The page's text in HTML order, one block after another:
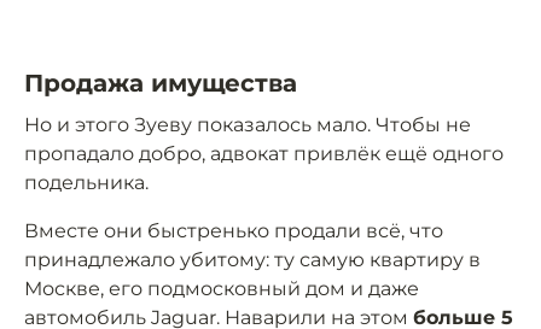
Продажа имущества
Но и этого Зуеву показалось мало. Чтобы не
пропадало добро, адвокат привлёк ещё одного
подельника.
Вместе они быстренько продали всё, что
принадлежало убитому: ту самую квартиру в
Москве, его подмосковный дом и даже
автомобиль Jaguar. Наварили на этом больше 5